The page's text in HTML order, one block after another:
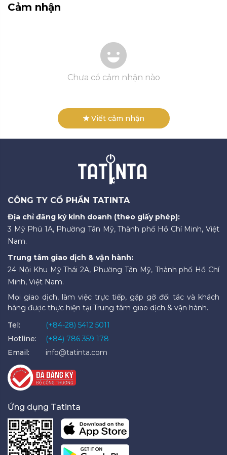
Cảm nhận
Chưa có cảm nhận nào
Viết cảm nhận
CÔNG TY CỔ PHẦN TATINTA
Địa chỉ đăng ký kinh doanh (theo giấy phép):
3 Mỹ Phú 1A, Phường Tân Mỹ, Thành phố Hồ Chí Minh, Việt
Nam.
Trung tâm giao dịch & vận hành:
24 Nội Khu Mỹ Thái 2A, Phường Tân Mỹ, Thành phố Hồ Chí
Minh, Việt Nam.
Mọi giao dịch, làm việc trực tiếp, gặp gỡ đối tác và khách
hàng được thực hiện tại Trung tâm giao dịch & vận hành.
Tel:
(+84-28) 5412 5011
Hotline:
(+84) 786 359 178
Email:
info@tatinta.com
Ứng dụng Tatinta